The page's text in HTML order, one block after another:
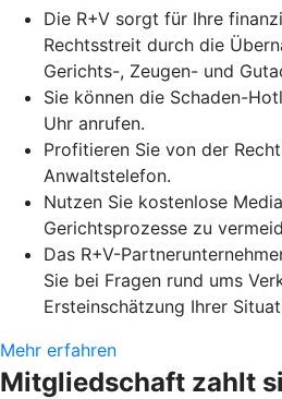
Die R+V sorgt für Ihre
Rechtsstreit durch die
Gerichts-, Zeugen- und
Sie können die Schaden-
Uhr anrufen.
Profitieren Sie von der
Anwaltstelefon.
Nutzen Sie kostenlose
Gerichtsprozesse zu
Das R+V-
Sie bei Fragen rund ums
Ersteinschätzung Ihrer
Mehr erfahren
Mitgliedschaft zahlt